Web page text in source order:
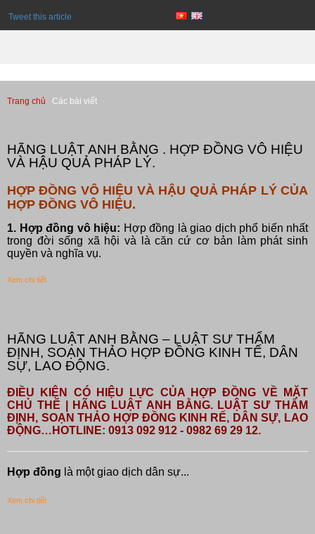
Tweet this article
Trang chủ Các bài viết
HÃNG LUẬT ANH BẰNG . HỢP ĐỒNG VÔ HIỆU
VÀ HẬU QUẢ PHÁP LÝ.
HỢP ĐỒNG VÔ HIỆU VÀ HẬU QUẢ PHÁP LÝ CỦA
HỢP ĐỒNG VÔ HIỆU.
1. Hợp đồng vô hiệu: Hợp đồng là giao dịch phổ biến nhất
trong đời sống xã hội và là căn cứ cơ bản làm phát sinh
quyền và nghĩa vụ.
Xem chi tiết
HÃNG LUẬT ANH BẰNG – LUẬT SƯ THẨM
ĐỊNH, SOẠN THẢO HỢP ĐỒNG KINH TẾ, DÂN
SỰ, LAO ĐỘNG.
ĐIỀU KIỆN CÓ HIỆU LỰC CỦA HỢP ĐỒNG VỀ MẶT
CHỦ THỂ | HÃNG LUẬT ANH BẰNG. LUẬT SƯ THẨM
ĐỊNH, SOẠN THẢO HỢP ĐỒNG KINH RẾ, DÂN SỰ, LAO
ĐỘNG…HOTLINE: 0913 092 912 - 0982 69 29 12.
Hợp đồng là một giao dịch dân sự...
Xem chi tiết